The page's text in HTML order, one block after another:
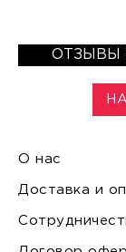
О нас
Доставка и